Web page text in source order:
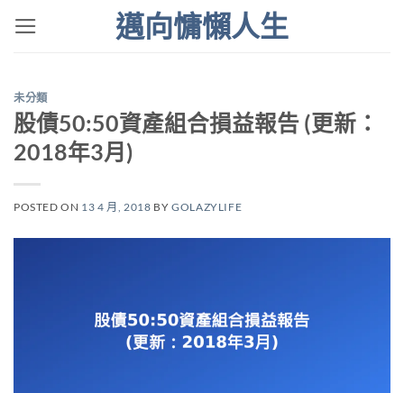
邁向慵懶人生
未分類
股債50:50資產組合損益報告 (更新：
2018年3月)
POSTED ON 13 4 月, 2018 BYGOLAZYLIFE